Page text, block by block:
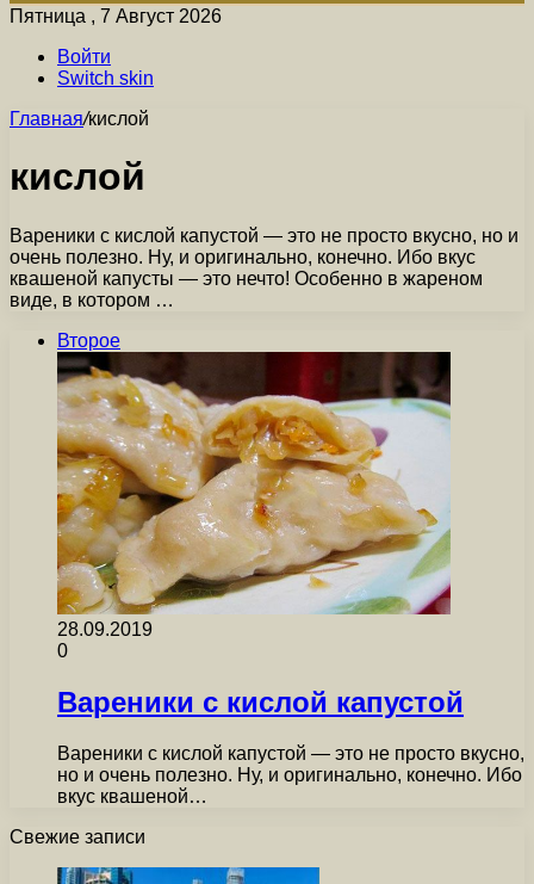
Пятница , 7 Август 2026
Войти
Switch skin
Главная/кислой
кислой
Вареники с кислой капустой — это не просто вкусно, но и
очень полезно. Ну, и оригинально, конечно. Ибо вкус
квашеной капусты — это нечто! Особенно в жареном
виде, в котором …
Второе
28.09.2019
0
Вареники с кислой капустой
Вареники с кислой капустой — это не просто вкусно,
но и очень полезно. Ну, и оригинально, конечно. Ибо
вкус квашеной…
Свежие записи